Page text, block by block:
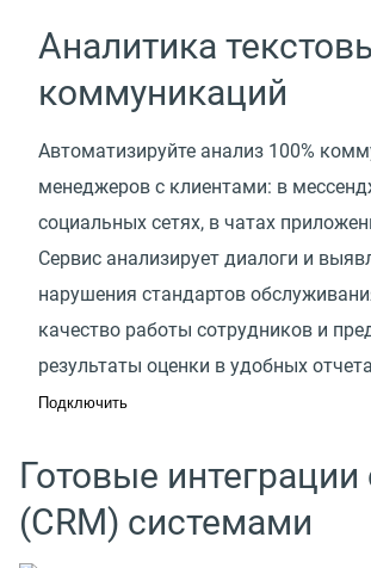
Аналитика
коммуникаций
Автоматизируйте анализ 100%
менеджеров с клиентами: в
социальных сетях, в чатах
Сервис анализирует диалоги и
нарушения стандартов
качество работы сотрудников и
результаты оценки в удобных
Подключить
Готовые интеграции
(CRM) системами